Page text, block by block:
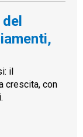
il
crescita, con